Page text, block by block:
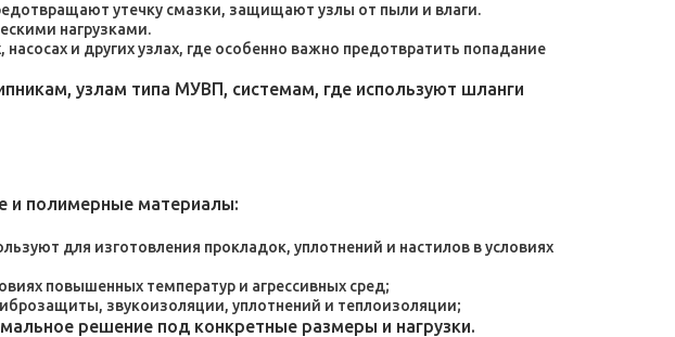
утечку смазки, защищают узлы от пыли и влаги.
нагрузками.
и других узлах, где особенно важно предотвратить попадание
узлам типа МУВП, системам, где используют шланги
и полимерные материалы:
для изготовления прокладок, уплотнений и настилов в условиях
повышенных температур и агрессивных сред;
звукоизоляции, уплотнений и теплоизоляции;
решение под конкретные размеры и нагрузки.